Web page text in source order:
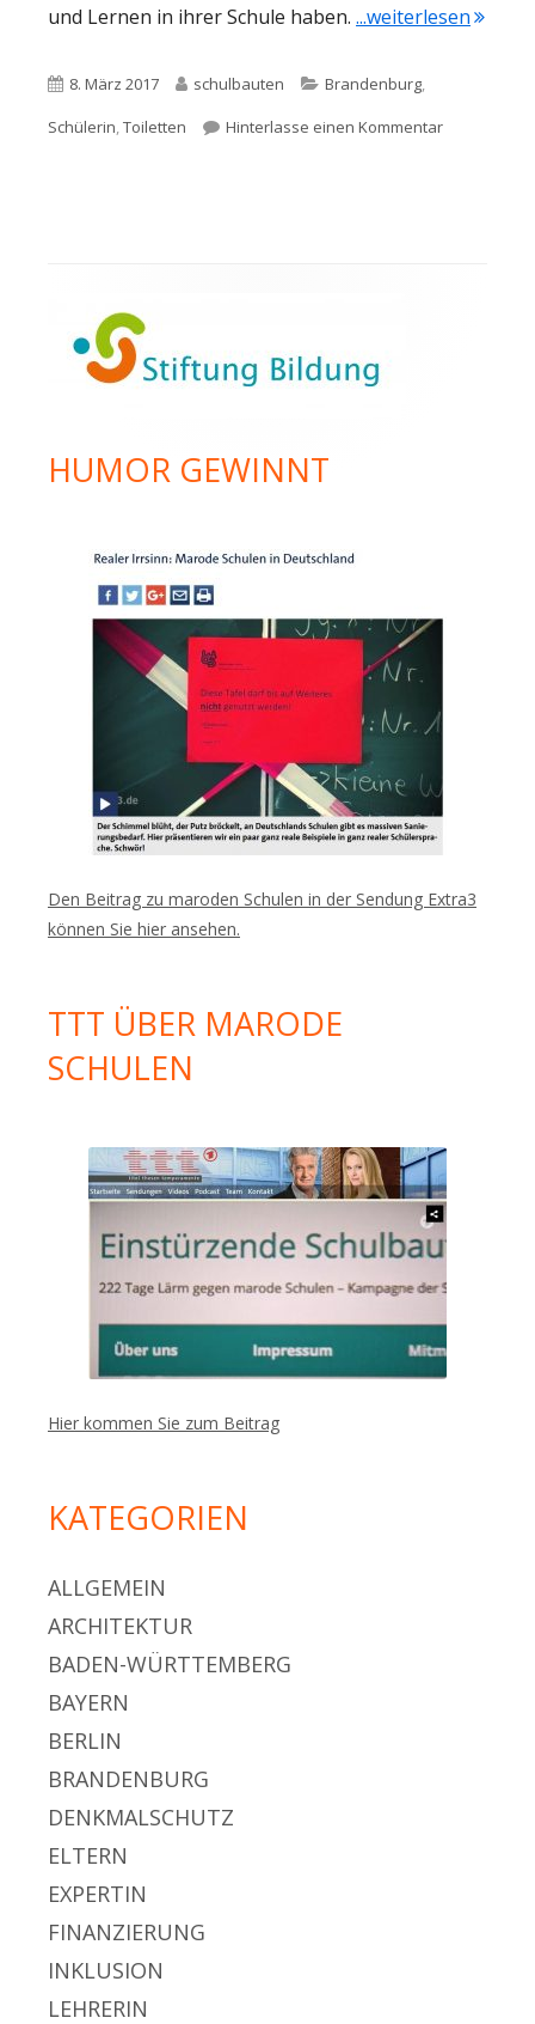
und Lernen in ihrer Schule haben. ...weiterlesen"Wir
Veröffentlicht
am
8. März 2017 Autor
schulbauten Kategorien
Brandenburg,
Schülerin,Toiletten Hinterlasse einen Kommentarzu Wir
Haupt-
Seitenleiste
HUMOR GEWINNT
Den Beitrag zu maroden Schulen in der Sendung Extra3
können Sie hier ansehen.
TTT ÜBER MARODE
SCHULEN
Hier kommen Sie zum Beitrag
KATEGORIEN
ALLGEMEIN
ARCHITEKTUR
BADEN-WÜRTTEMBERG
BAYERN
BERLIN
BRANDENBURG
DENKMALSCHUTZ
ELTERN
EXPERTIN
FINANZIERUNG
INKLUSION
LEHRERIN